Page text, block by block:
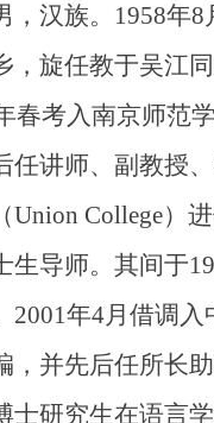
族。1958年8
，旋任教于吴江
春考入南京师范
任讲师、副教授
Union College）
生导师。其间于
2001年4月借调
，并先后任所长
士研究生在语言